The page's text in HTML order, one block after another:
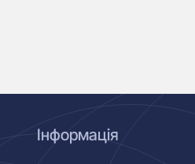
Інформація